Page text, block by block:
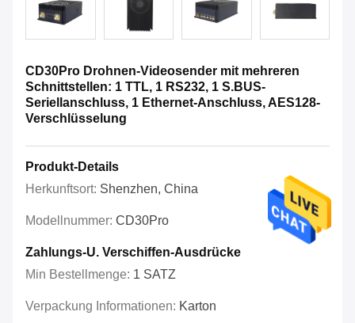
CD30Pro Drohnen-Videosender mit mehreren
Schnittstellen: 1 TTL, 1 RS232, 1 S.BUS-
Seriellanschluss, 1 Ethernet-Anschluss, AES128-
Verschlüsselung
Produkt-Details
Herkunftsort: Shenzhen, China
Modellnummer: CD30Pro
Zahlungs-U. Verschiffen-Ausdrücke
Min Bestellmenge: 1 SATZ
Verpackung Informationen: Karton